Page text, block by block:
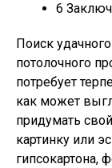
6
Поиск
потолочного
потребует
как может
придумать
картинку или
гипсокартона,